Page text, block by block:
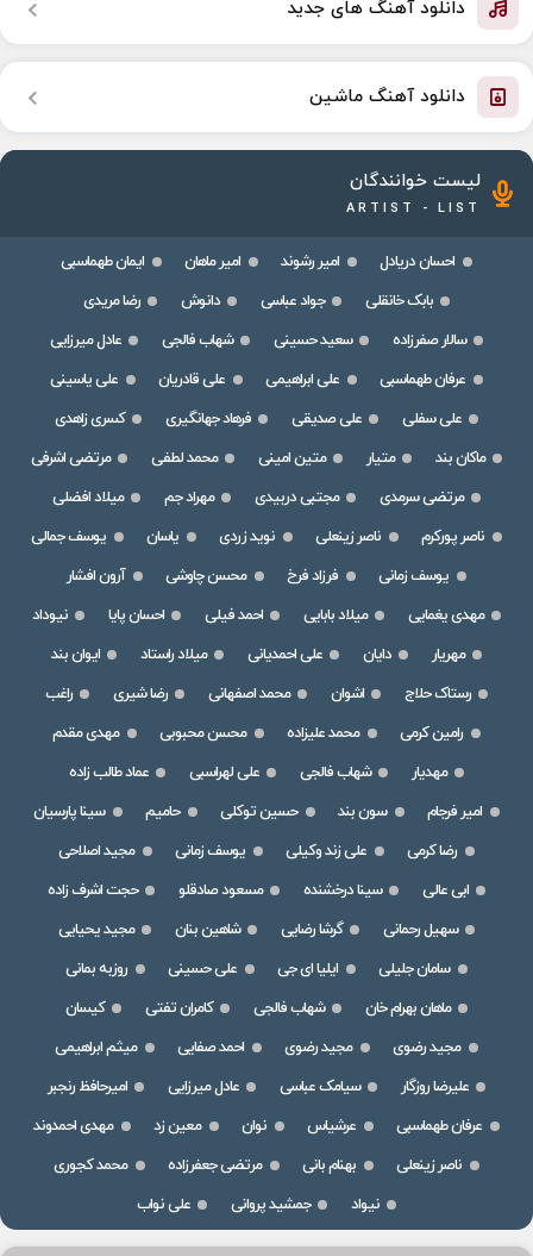
دانلود آهنگ های جدید
دانلود آهنگ ماشین
لیست خوانندگان
ARTIST - LIST
احسان دریادل امیر رشوند امیر ماهان
ایمان طهماسبی
بابک خانقلی
جواد عباسی دانوش
رضا مریدی
سالار صفرزاده
سعید حسینی شهاب فالجی
عادل میرزایی
عرفان طهماسبی
علی ابراهیمی علی قادریان
علی یاسینی
علی سفلی
علی صدیقی فرهاد جهانگیری
کسری زاهدی
ماکان بند
متیار متین امینی محمد لطفی
مرتضی اشرفی
مرتضی سرمدی
مجتبی دربیدی مهراد جم
میلاد افضلی
ناصر پورکرم
ناصر زینعلی نوید زردی یاسان
یوسف جمالی
یوسف زمانی
فرزاد فرخ محسن چاوشی
آرون افشار
مهدی یغمایی
میلاد بابایی احمد فیلی احسان پایا
نیوداد
مهریار
دایان علی احمدیانی میلاد راستاد
ایوان بند
رستاک حلاج
اشوان محمد اصفهانی رضا شیری
راغب
رامین کرمی
محمد علیزاده محسن محبوبی
مهدی مقدم
مهدیار
شهاب فالجی علی لهراسبی
عماد طالب زاده
امیر فرجام
سون بند حسین توکلی حامیم
سینا پارسیان
رضا کرمی
علی زند وکیلی یوسف زمانی
مجید اصلاحی
ابی عالی
سینا درخشنده مسعود صادقلو
حجت اشرف زاده
سهیل رحمانی
گرشا رضایی شاهین بنان
مجید یحیایی
سامان جلیلی
ایلیا ای جی علی حسینی
روزبه بمانی
ماهان بهرام خان
شهاب فالجی کامران تفتی
کیسان
مجید رضوی
مجید رضوی احمد صفایی
میثم ابراهیمی
علیرضا روزگار
سیامک عباسی عادل میرزایی
امیرحافظ رنجبر
عرفان طهماسبی
عرشیاس نوان معین زد
مهدی احمدوند
ناصر زینعلی
بهنام بانی مرتضی جعفرزاده
محمد کجوری
نیواد
جمشید پروانی علی نواب